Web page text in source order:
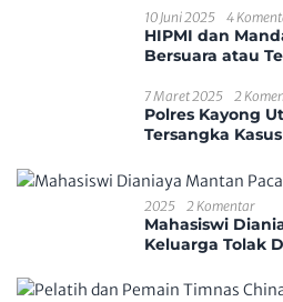
10 Juni 2025 4
HIPMI dan
Bersuara atau
7 Maret 2025 2
Polres Kayong
Tersangka
2025
2 Komentar
Mahasiswi
Keluarga Tolak